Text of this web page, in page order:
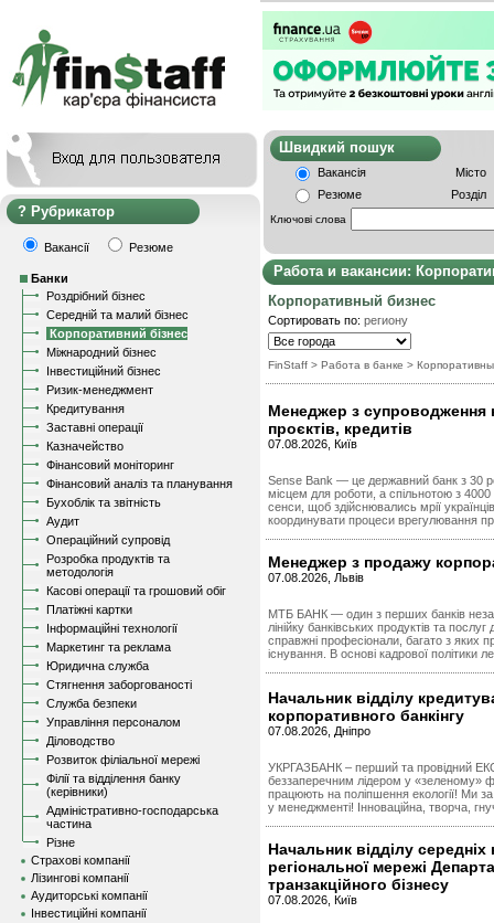
Рубрикатор
Вакансії Резюме
Банки
Роздрібний бізнес
Середній та малий бізнес
Корпоративний бізнес
Міжнародний бізнес
Інвестиційний бізнес
Ризик-менеджмент
Кредитування
Заставні операції
Казначейство
Фінансовий моніторинг
Фінансовий аналіз та планування
Бухоблік та звітність
Аудит
Операційний супровід
Розробка продуктів та
методологія
Касові операції та грошовий обіг
Платіжні картки
Інформаційні технології
Маркетинг та реклама
Юридична служба
Стягнення заборгованості
Служба безпеки
Управління персоналом
Діловодство
Розвиток філіальної мережі
Філії та відділення банку
(керівники)
Адміністративно-господарська
частина
Різне
Страхові компанії
Лізингові компанії
Аудиторські компанії
Інвестиційні компанії
Швидкий
Вакансія
Місто
Резюме
Розділ
Ключові слова
Работа и вакансии:
Корпоративный бизнес
Сортировать по: региону
FinStaff > Работа в банке >
Менеджер з супроводження
проєктів, кредитів
07.08.2026, Київ
Sense Bank — це державний банк з 30
місцем для роботи, а спільнотою з
сенси, щоб здійснювались мрії
координувати процеси врегулювання
Менеджер з продажу
07.08.2026, Львів
МТБ БАНК — один з перших банків
лінійку банківських продуктів та
справжні професіонали, багато з яких
існування. В основі кадрової політики
Начальник відділу
корпоративного банкінгу
07.08.2026, Дніпро
УКРГАЗБАНК – перший та провідний
беззаперечним лідером у «зеленому»
працюють на поліпшення екології! Ми за
у менеджменті! Інноваційна, творча,
Начальник відділу середніх
регіональної мережі
транзакційного бізнесу
07.08.2026, Київ